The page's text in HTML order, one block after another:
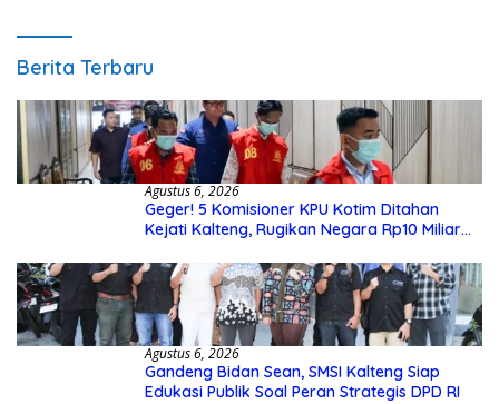
Berita Terbaru
Agustus 6, 2026
Geger! 5 Komisioner KPU Kotim Ditahan
Kejati Kalteng, Rugikan Negara Rp10 Miliar
Agustus 6, 2026
Gandeng Bidan Sean, SMSI Kalteng Siap
Edukasi Publik Soal Peran Strategis DPD RI